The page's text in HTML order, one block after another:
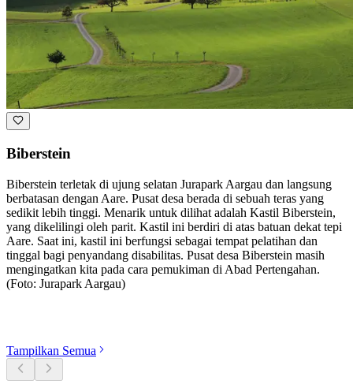
Biberstein
Biberstein terletak di ujung selatan Jurapark Aargau dan langsung
berbatasan dengan Aare. Pusat desa berada di sebuah teras yang
sedikit lebih tinggi. Menarik untuk dilihat adalah Kastil Biberstein,
yang dikelilingi oleh parit. Kastil ini berdiri di atas batuan dekat tepi
Aare. Saat ini, kastil ini berfungsi sebagai tempat pelatihan dan
tinggal bagi penyandang disabilitas. Pusat desa Biberstein masih
mengingatkan kita pada cara pemukiman di Abad Pertengahan.
(Foto: Jurapark Aargau)
Tampilkan Semua